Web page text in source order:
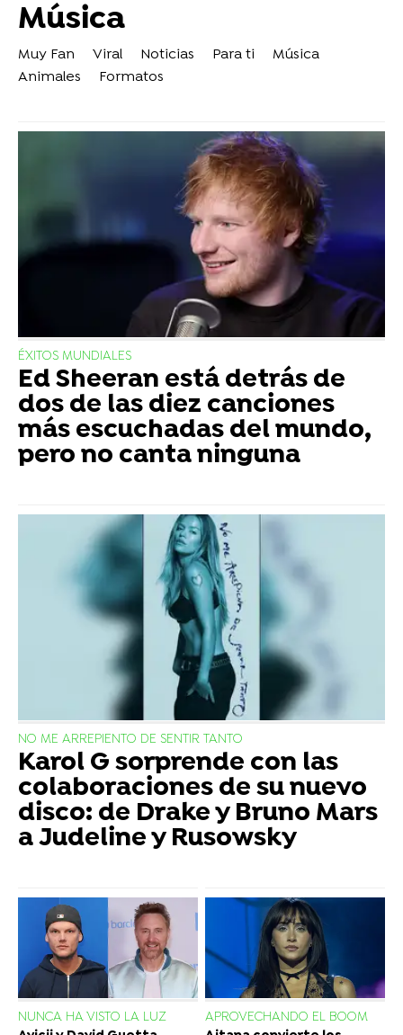
Música
Muy Fan Viral Noticias Para ti
Música
Animales
Formatos
ÉXITOS MUNDIALES
Ed Sheeran está detrás de
dos de las diez canciones
más escuchadas del mundo,
pero no canta ninguna
NO ME ARREPIENTO DE SENTIR TANTO
Karol G sorprende con las
colaboraciones de su nuevo
disco: de Drake y Bruno Mars
a Judeline y Rusowsky
NUNCA HA VISTO LA LUZ
APROVECHANDO EL BOOM